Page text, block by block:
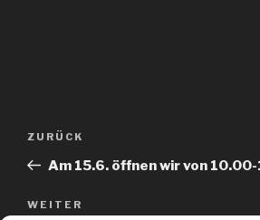
Beitragsnavigation
Vorheriger
Beitrag
ZURÜCK
Am 15.6. öffnen wir von
Nächster
WEITER